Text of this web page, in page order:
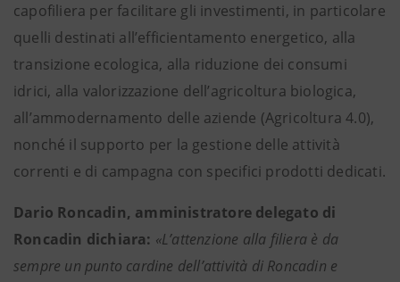
capofiliera per facilitare gli investimenti, in particolare
quelli destinati all’efficientamento energetico, alla
transizione ecologica, alla riduzione dei consumi
idrici, alla valorizzazione dell’agricoltura biologica,
all’ammodernamento delle aziende (Agricoltura 4.0),
nonché il supporto per la gestione delle attività
correnti e di campagna con specifici prodotti dedicati.
Dario Roncadin, amministratore delegato di
Roncadin dichiara: «L’attenzione alla filiera è da
sempre un punto cardine dell’attività di Roncadin e